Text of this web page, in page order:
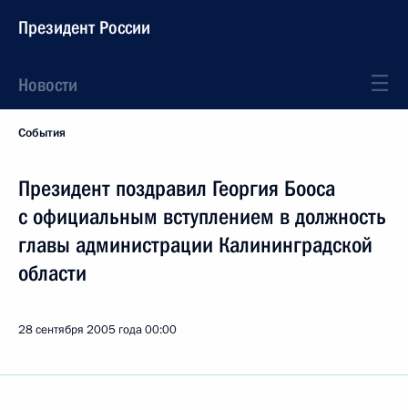
Президент России
Новости
События
Президент поздравил Георгия Бооса
с официальным вступлением в должность
главы администрации Калининградской
области
28 сентября 2005 года00:00